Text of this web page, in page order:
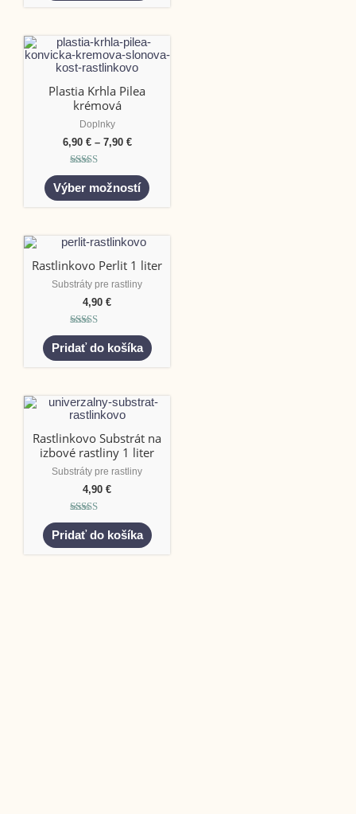
Plastia Krhla Pilea
krémová
Doplnky
6,90 € – 7,90 €
Hodnotenie
5.00
z 5
Výber možností
Rastlinkovo Perlit 1 liter
Substráty pre rastliny
4,90€
Hodnotenie
5.00
z 5
Pridať do košíka
Rastlinkovo Substrát na
izbové rastliny 1 liter
Substráty pre rastliny
4,90€
Hodnotenie
5.00
z 5
Pridať do košíka